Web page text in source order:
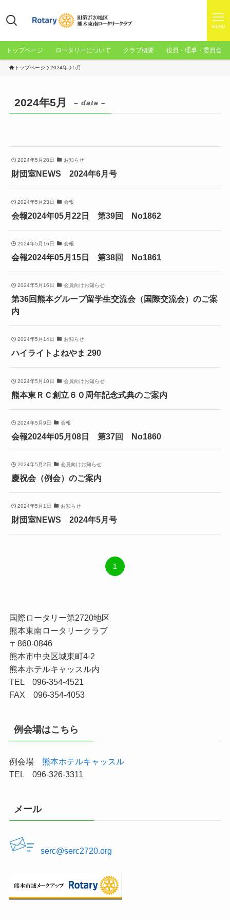
MENU
トップページ ロータリーについて クラブ概要 役員・理事・委員会
トップページ 2024年 5月
2024年5月 – date –
2024年5月28日 お知らせ
財団室NEWS 2024年6月号
2024年5月23日 会報
会報2024年05月22日 第39回 No1862
2024年5月16日 会報
会報2024年05月15日 第38回 No1861
2024年5月16日 会員向けお知らせ
第36回熊本グループ留学生交流会（国際交流会）のご案
内
2024年5月14日 お知らせ
ハイライトよねやま 290
2024年5月10日 会員向けお知らせ
熊本東ＲＣ創立６０周年記念式典のご案内
2024年5月9日 会報
会報2024年05月08日 第37回 No1860
2024年5月2日 会員向けお知らせ
慶祝会（例会）のご案内
2024年5月1日 お知らせ
財団室NEWS 2024年5月号
1
国際ロータリー第2720地区
熊本東南ロータリークラブ
〒860-0846
熊本市中央区城東町4-2
熊本ホテルキャッスル内
TEL 096-354-4521
FAX 096-354-4053
例会場はこちら
例会場 熊本ホテルキャッスル
TEL 096-326-3311
メール
serc@serc2720.org